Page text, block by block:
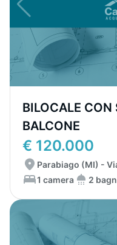
BILOCALE CON
BALCONE
€ 120.000
Parabiago (MI) -
1 camera
2